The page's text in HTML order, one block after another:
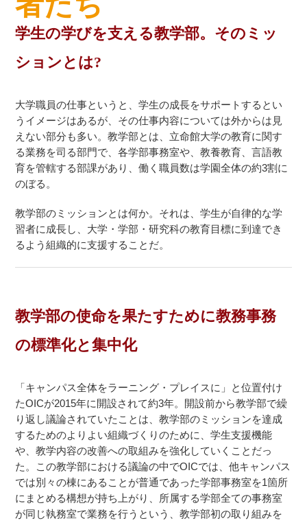
学生の学びを支える教学部。そのミッ
ションとは?
大学職員の仕事というと、学生の成長をサポートするとい
うイメージはあるが、その仕事内容については外からは見
えない部分も多い。教学部とは、立命館大学の教育に関す
る業務を司る部門で、各学部事務室や、教養教育、言語教
育を管轄する部課があり、働く職員数は学園全体の約3割に
のぼる。
教学部のミッションとは何か。それは、学生が自律的な学
習者に成長し、大学・学部・研究科の教育目標に到達でき
るよう組織的に支援することだ。
教学部の使命を果たすために教務事務
の標準化と集中化
「キャンパス全体をラーニング・プレイスに」と位置付け
たOICが2015年に開設されて約3年。開設前から教学部で繰
り返し議論されていたことは、教学部のミッションを達成
するためのよりよい組織づくりのために、学生支援機能
や、教学内容の改善への取組みを強化していくことだっ
た。この教学部における議論の中でOICでは、他キャンパス
では別々の棟にあることが普通であった学部事務室を1箇所
にまとめる構想が持ち上がり、所属する学部全ての事務室
が同じ執務室で業務を行うという、教学部初の取り組みを